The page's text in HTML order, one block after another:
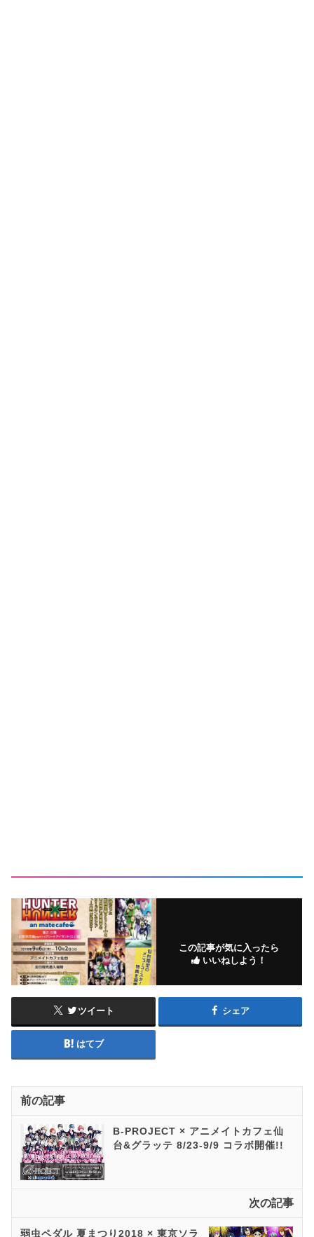
この記事が気に入ったら
いいねしよう！
ツイート シェア
はてブ
前の記事
B-PROJECT × アニメイトカフェ仙
台&グラッテ 8/23-9/9 コラボ開催!!
次の記事
弱虫ペダル 夏まつり2018 × 東京ソラ